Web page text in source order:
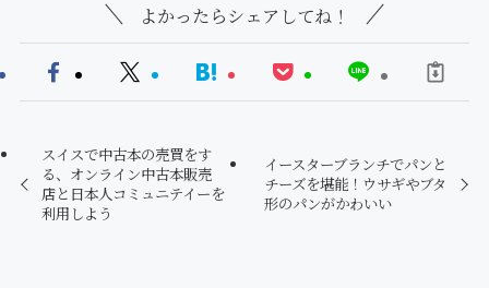
よかったらシェアしてね！
スイスで中古本の売買をす
る、オンライン中古本販売
店と日本人コミュニテイーを
利用しよう
イースターブランチでパンと
チーズを堪能！ウサギやブタ
形のパンがかわいい